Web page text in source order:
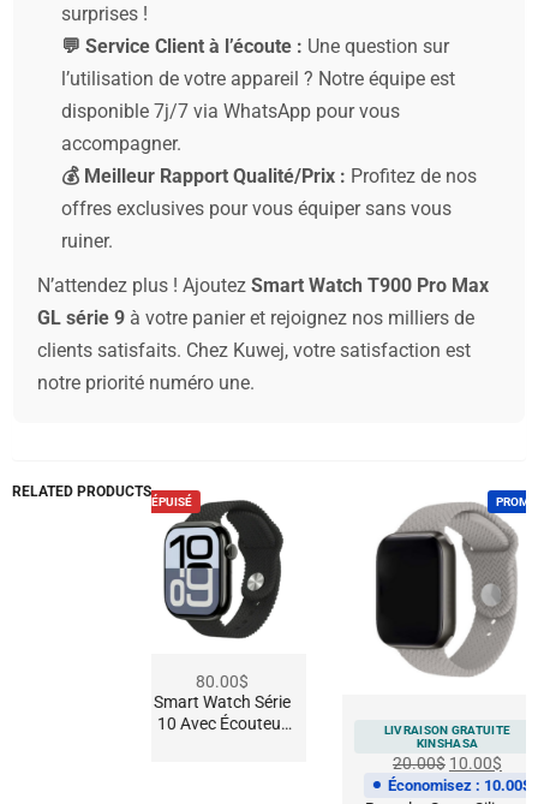
surprises !
💬 Service Client à l’écoute : Une question sur
l’utilisation de votre appareil ? Notre équipe est
disponible 7j/7 via WhatsApp pour vous
accompagner.
💰 Meilleur Rapport Qualité/Prix : Profitez de nos
offres exclusives pour vous équiper sans vous
ruiner.
N’attendez plus ! Ajoutez Smart Watch T900 Pro Max
GL série 9 à votre panier et rejoignez nos milliers de
clients satisfaits. Chez Kuwej, votre satisfaction est
notre priorité numéro une.
RELATED PRODUCTS
Smart Watch Série
10 Avec Écouteur
LIVRAISON GRATUITE
Économisez :10.00$
Chargeur
15.00